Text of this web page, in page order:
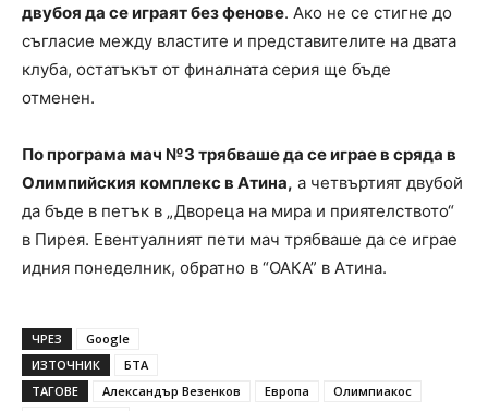
двубоя да се играят без фенове. Ако не се стигне до
съгласие между властите и представителите на двата
клуба, остатъкът от финалната серия ще бъде
отменен.
По програма мач №3 трябваше да се играе в сряда в
Олимпийския комплекс в Атина, а четвъртият двубой
да бъде в петък в „Двореца на мира и приятелството“
в Пирея. Евентуалният пети мач трябваше да се играе
идния понеделник, обратно в “ОАКА” в Атина.
ЧРЕЗ
Google
ИЗТОЧНИК
БТА
ТАГОВЕ
Александър Везенков Европа
Олимпиакос